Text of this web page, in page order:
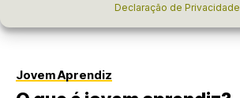
Declaração de Privacidade
Jovem Aprendiz